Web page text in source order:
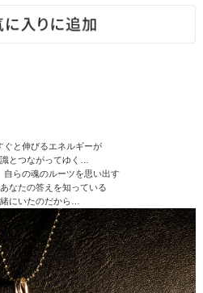
ぐと伸びるエネルギーが
とつながってゆく…
らの魂のルーツを思い出す
なたの答えを知っている
にいたのだから…